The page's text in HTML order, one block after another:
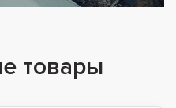
товары